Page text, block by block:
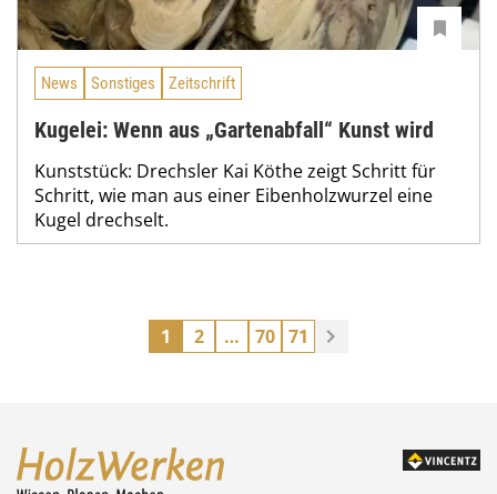
News Sonstiges Zeitschrift
Kugelei: Wenn aus „Gartenabfall“ Kunst wird
Kunststück: Drechsler Kai Köthe zeigt Schritt für
Schritt, wie man aus einer Eibenholzwurzel eine
Kugel drechselt.
1 2 … 70 71